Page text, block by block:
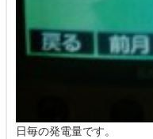
日毎の発電量です。